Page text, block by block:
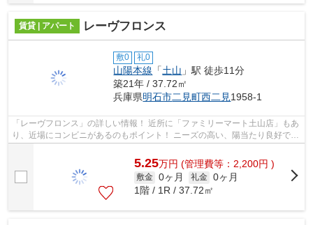
賃貸 | アパート レーヴフロンス
敷0 礼0
山陽本線 「土山 」駅 徒歩11分
築21年 / 37.72㎡
兵庫県明石市二見町西二見1958-1
「レーヴフロンス」の詳しい情報！ 近所に「ファミリーマート土山店」もあ
り、近場にコンビニがあるのもポイント！ ニーズの高い、陽当たり良好で快
適な物件です☆ ２００５年築で...
5.25万円 (管理費等：2,200円 )
敷金 0ヶ月 礼金 0ヶ月
1階 / 1R / 37.72㎡